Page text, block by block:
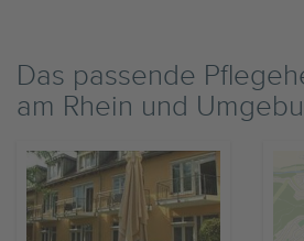
Das passende
am Rhein und